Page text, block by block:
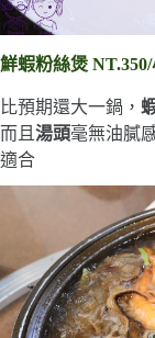
鮮蝦粉絲煲
比預期還大一鍋，
而且 湯頭毫無油膩
適合